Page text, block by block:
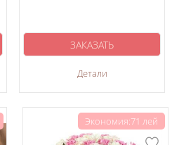
Детали
ЗАКАЗАТЬ
Экономия:71 лей